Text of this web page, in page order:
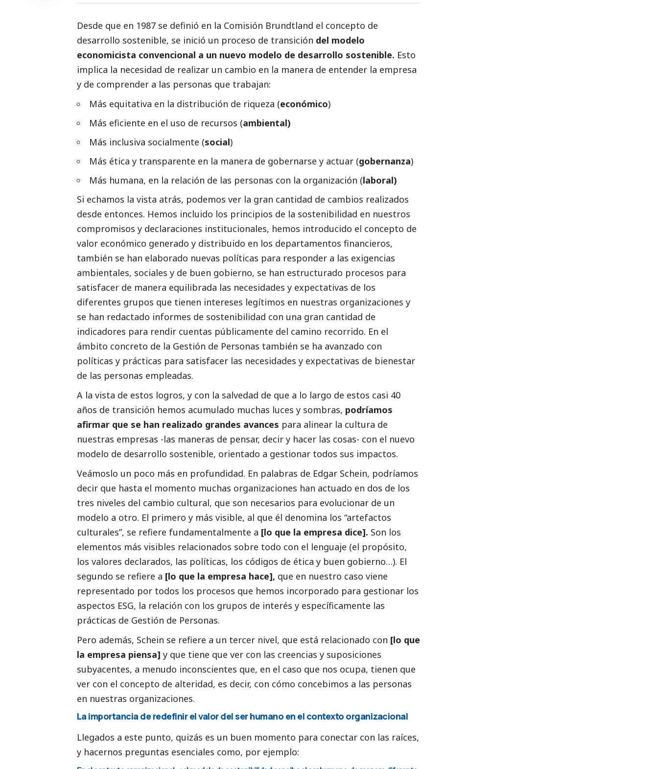
Desde que en 1987 se definió en la Comisión Brundtland el concepto de
desarrollo sostenible, se inició un proceso de transición del modelo
economicista convencional a un nuevo modelo de desarrollo sostenible. Esto
implica la necesidad de realizar un cambio en la manera de entender la empresa
y de comprender a las personas que trabajan:
Más equitativa en la distribución de riqueza (económico)
Más eficiente en el uso de recursos (ambiental)
Más inclusiva socialmente (social)
Más ética y transparente en la manera de gobernarse y actuar (gobernanza)
Más humana, en la relación de las personas con la organización (laboral)
Si echamos la vista atrás, podemos ver la gran cantidad de cambios realizados
desde entonces. Hemos incluido los principios de la sostenibilidad en nuestros
compromisos y declaraciones institucionales, hemos introducido el concepto de
valor económico generado y distribuido en los departamentos financieros,
también se han elaborado nuevas políticas para responder a las exigencias
ambientales, sociales y de buen gobierno, se han estructurado procesos para
satisfacer de manera equilibrada las necesidades y expectativas de los
diferentes grupos que tienen intereses legítimos en nuestras organizaciones y
se han redactado informes de sostenibilidad con una gran cantidad de
indicadores para rendir cuentas públicamente del camino recorrido. En el
ámbito concreto de la Gestión de Personas también se ha avanzado con
políticas y prácticas para satisfacer las necesidades y expectativas de bienestar
de las personas empleadas.
A la vista de estos logros, y con la salvedad de que a lo largo de estos casi 40
años de transición hemos acumulado muchas luces y sombras, podríamos
afirmar que se han realizado grandes avances para alinear la cultura de
nuestras empresas -las maneras de pensar, decir y hacer las cosas- con el nuevo
modelo de desarrollo sostenible, orientado a gestionar todos sus impactos.
Veámoslo un poco más en profundidad. En palabras de Edgar Schein, podríamos
decir que hasta el momento muchas organizaciones han actuado en dos de los
tres niveles del cambio cultural, que son necesarios para evolucionar de un
modelo a otro. El primero y más visible, al que él denomina los “artefactos
culturales”, se refiere fundamentalmente a [lo que la empresa dice]. Son los
elementos más visibles relacionados sobre todo con el lenguaje (el propósito,
los valores declarados, las políticas, los códigos de ética y buen gobierno…). El
segundo se refiere a [lo que la empresa hace], que en nuestro caso viene
representado por todos los procesos que hemos incorporado para gestionar los
aspectos ESG, la relación con los grupos de interés y específicamente las
prácticas de Gestión de Personas.
Pero además, Schein se refiere a un tercer nivel, que está relacionado con [lo que
la empresa piensa] y que tiene que ver con las creencias y suposiciones
subyacentes, a menudo inconscientes que, en el caso que nos ocupa, tienen que
ver con el concepto de alteridad, es decir, con cómo concebimos a las personas
en nuestras organizaciones.
La importancia de redefinir el valor del ser humano en el contexto organizacional
Llegados a este punto, quizás es un buen momento para conectar con las raíces,
y hacernos preguntas esenciales como, por ejemplo: